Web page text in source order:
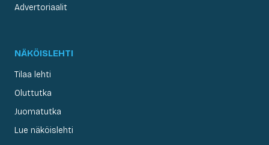
Advertoriaalit
NÄKÖISLEHTI
Tilaa lehti
Oluttutka
Juomatutka
Lue näköislehti